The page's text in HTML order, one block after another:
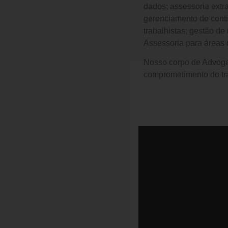
dados; assessoria
gerenciamento de
trabalhistas; gestão
Assessoria para áreas
Nosso corpo de
comprometimento do